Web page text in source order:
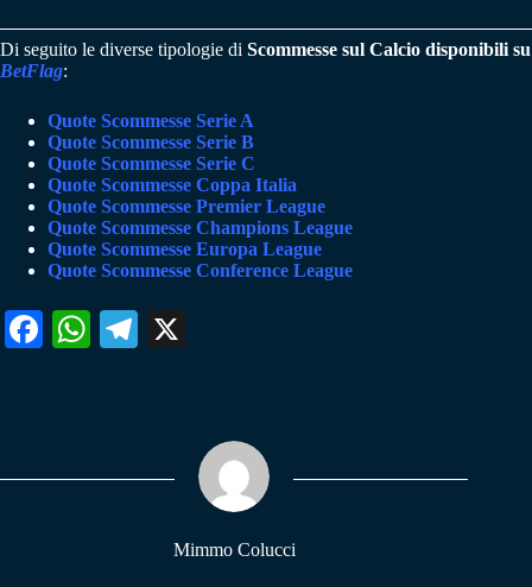
Di seguito le diverse tipologie di Scommesse sul Calcio disponibili su
BetFlag:
Quote Scommesse Serie A
Quote Scommesse Serie B
Quote Scommesse Serie C
Quote Scommesse Coppa Italia
Quote Scommesse Premier League
Quote Scommesse Champions League
Quote Scommesse Europa League
Quote Scommesse Conference League
Fa W
pp
Te
m
Mimmo Colucci